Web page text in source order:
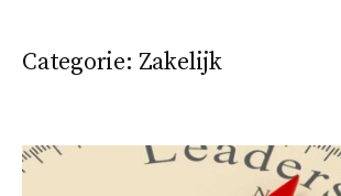
Categorie: Zakelijk